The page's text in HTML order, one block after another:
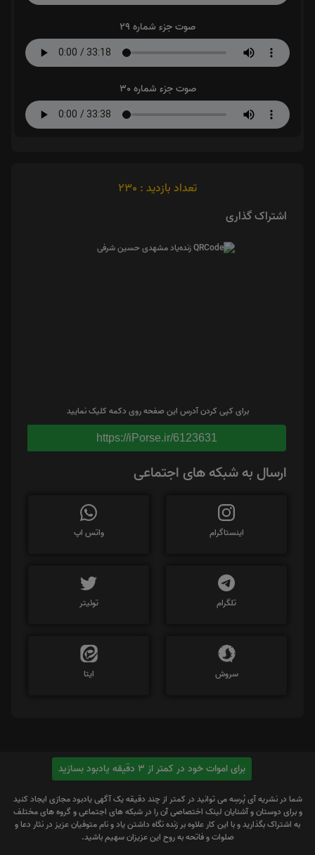
صوت جزء شماره 29
صوت جزء شماره 30
تعداد بازدید : 230
اشتراک گذاری
برای کپی کردن آدرس این صفحه روی دکمه کلیک نمایید
https://iPorse.ir/6123631
ارسال به شبکه های اجتماعی
اینستاگرام واتس اپ
تلگرام توئیتر
سروش ایتا
برای اموات خود در کمتر از 3 دقیقه یادبود بسازید
شما در نشریه آی پُرسِه می توانید در کمتر از چند دقیقه یک آگهی یادبود مجازی ایجاد کنید
و برای دوستان و آشنایان لینک اختصاصی آن را در شبکه های اجتماعی و گروه های مختلف
به اشتراک بگذارید و با این کار علاوه بر زنده نگاه داشتن یاد و نام متوفیان عزیز در نثار دعا و
صلوات و فاتحه به روح این عزیزان سهیم باشید.